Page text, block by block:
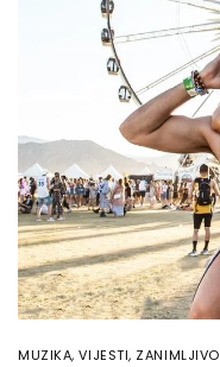
MUZIKA,VIJESTI, ZANIMLJIVO